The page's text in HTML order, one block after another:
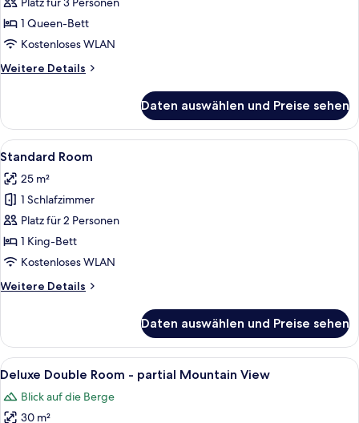
1 Queen-Bett
Kostenloses WLAN
Weitere Details
Weitere
Suite
Daten auswählen und Preise sehen
Alle
Fotos
für
Standard
Room
anzeigen
Ein Hotelzimmer mit einem großen
2
Standard Room
25 m²
1 Schlafzimmer
Platz für 2 Personen
1 King-Bett
Kostenloses WLAN
Weitere Details
Weitere
Room
Daten auswählen und Preise sehen
Alle
Fotos
für
Ein Schlafzimmer mit Holzwänden,
1
Deluxe Double Room - partial Mountain View
Blick auf die Berge
30 m²